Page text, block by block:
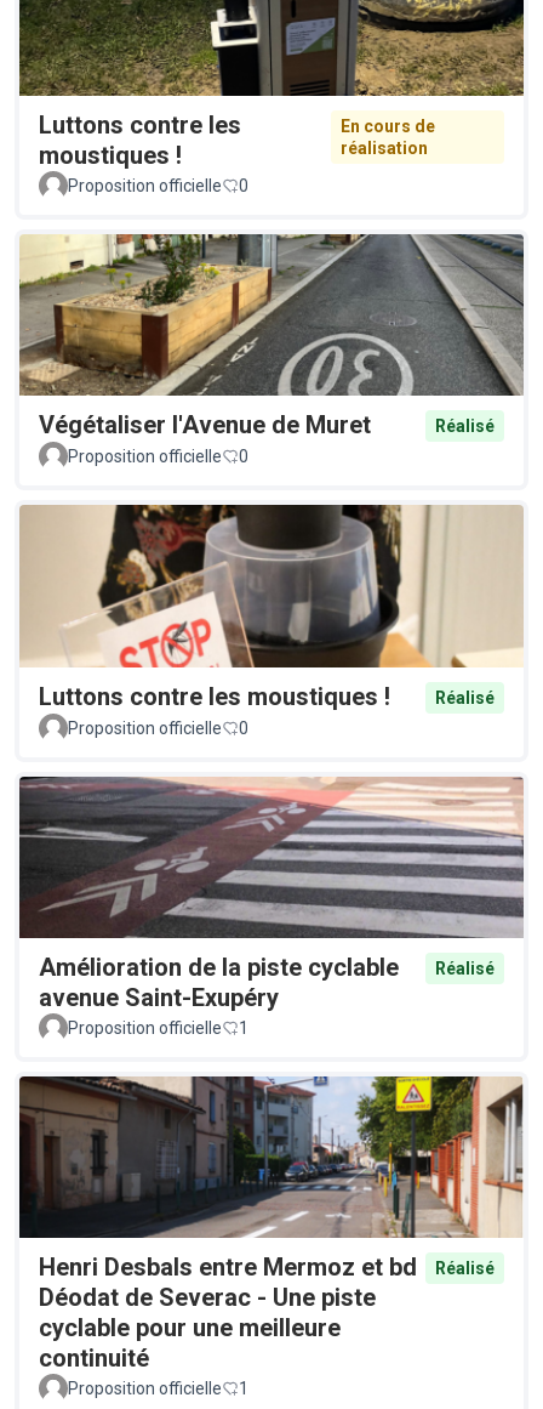
Luttons contre les
moustiques !
En cours de
réalisation
Proposition officielle
0
Végétaliser l'Avenue de Muret
Réalisé
Proposition officielle
0
Luttons contre les moustiques !
Réalisé
Proposition officielle
0
Amélioration de la piste cyclable
avenue Saint-Exupéry
Réalisé
Proposition officielle 1
Henri Desbals entre Mermoz et bd
Déodat de Severac - Une piste
cyclable pour une meilleure
continuité
Réalisé
Proposition officielle 1